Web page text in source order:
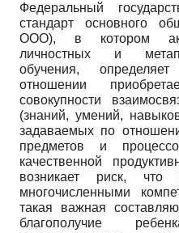
Федеральный
стандарт основного
ООО), в котором
личностных и
обучения,
отношении
совокупности
(знаний, умений,
задаваемых по
предметов и
качественной
возникает риск, что
многочисленными
такая важная
благополучие